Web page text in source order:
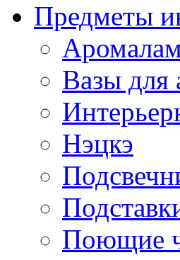
Предметы
Вазы для
Нэцкэ
Поющие